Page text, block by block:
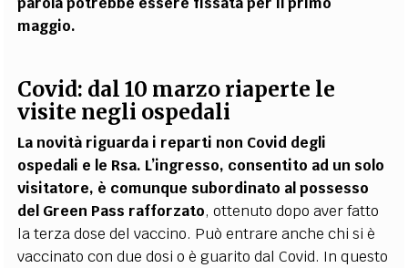
maggio.
Covid: dal 10 marzo riaperte le
visite negli ospedali
La novità riguarda i reparti non Covid degli
ospedali e le Rsa. L’ingresso, consentito ad un solo
visitatore, è comunque subordinato al possesso
del Green Pass rafforzato, ottenuto dopo aver fatto
la terza dose del vaccino. Può entrare anche chi si è
vaccinato con due dosi o è guarito dal Covid. In questo